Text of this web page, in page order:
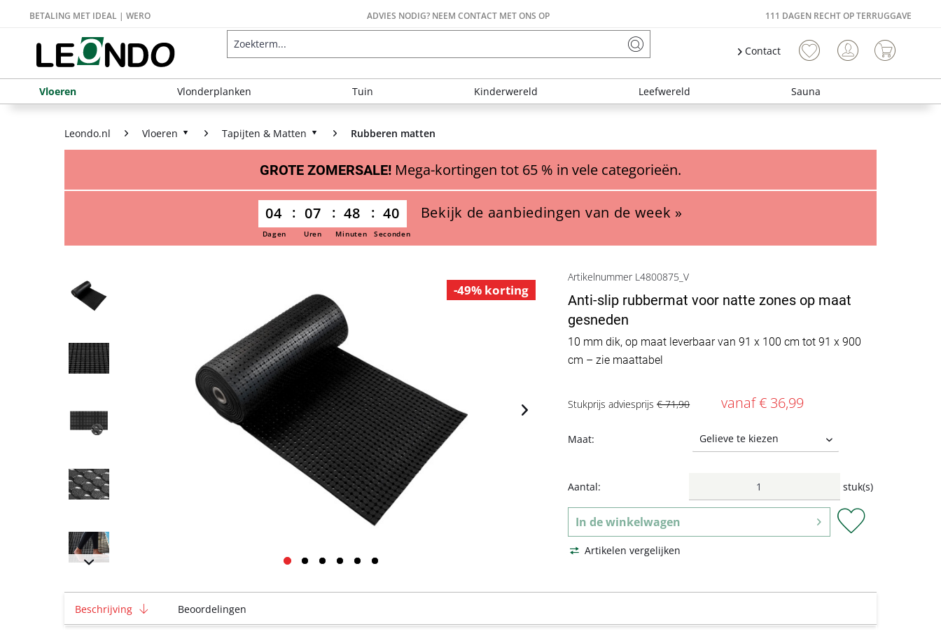
BETALING MET IDEAL | WERO ADVIES NODIG? NEEM CONTACT MET ONS OP 111 DAGEN RECHT OP TERRUGGAVE
Contact
Vloeren Vlonderplanken Tuin Kinderwereld Leefwereld Sauna
Leondo.nl Vloeren Tapijten & Matten Rubberen matten
GROTE ZOMERSALE! Mega-kortingen tot 65 % in vele categorieën.
04 07 48 39
Dagen Uren Minuten Seconden
Bekijk de aanbiedingen van de week »
-49% korting
Artikelnummer L4800875_V
Anti-slip rubbermat voor natte zones op maat
gesneden
10 mm dik, op maat leverbaar van 91 x 100 cm tot 91 x 900
cm – zie maattabel
Stukprijs adviesprijs€ 71,90 vanaf € 36,99
Maat:
Aantal: stuk(s)
In dewinkelwagen
Artikelen vergelijken
Beschrijving Beoordelingen